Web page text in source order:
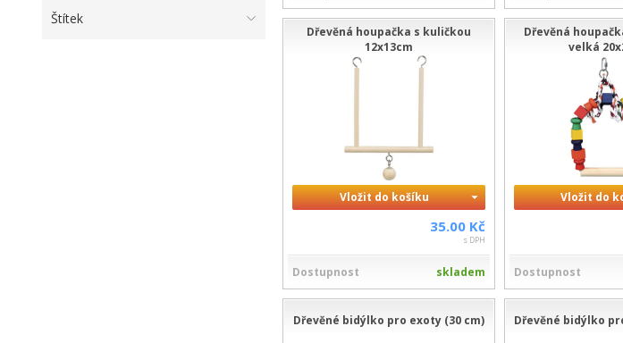
Štítek
Dřevěná houpačka s kuličkou
12x13cm
Vložit do košíku
35.00 Kč
s DPH
Dostupnost skladem
Dřevěná
velká
Vložit do
Dostupnost
Dřevěné bidýlko pro exoty (30 cm) Dřevěné bidýlko